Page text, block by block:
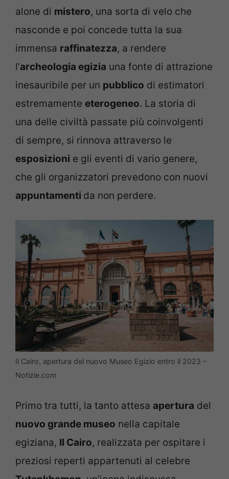
alone di mistero, una sorta di velo che
nasconde e poi concede tutta la sua
immensa raffinatezza, a rendere
l’archeologia egizia una fonte di attrazione
inesauribile per un pubblico di estimatori
estremamente eterogeneo. La storia di
una delle civiltà passate più coinvolgenti
di sempre, si rinnova attraverso le
esposizioni e gli eventi di vario genere,
che gli organizzatori prevedono con nuovi
appuntamenti da non perdere.
Il Cairo, apertura del nuovo Museo Egizio entro il 2023 –
Notizie.com
Primo tra tutti, la tanto attesa apertura del
nuovo grande museo nella capitale
egiziana, Il Cairo, realizzata per ospitare i
preziosi reperti appartenuti al celebre